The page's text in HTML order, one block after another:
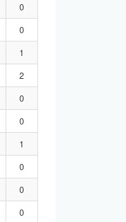
0
0
1
2
0
0
1
0
0
0